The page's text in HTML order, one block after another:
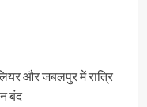
और जबलपुर में रात्रि
बंद